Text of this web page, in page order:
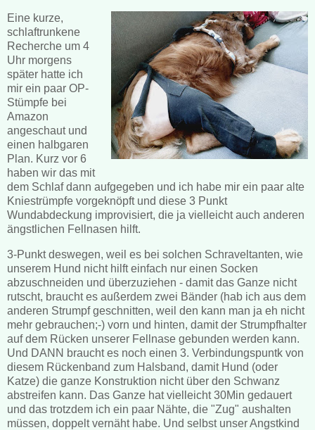
Eine kurze,
schlaftrunkene
Recherche um 4
Uhr morgens
später hatte ich
mir ein paar OP-
Stümpfe bei
Amazon
angeschaut und
einen halbgaren
Plan. Kurz vor 6
haben wir das mit
dem Schlaf dann aufgegeben und ich habe mir ein paar alte
Kniestrümpfe vorgeknöpft und diese 3 Punkt
Wundabdeckung improvisiert, die ja vielleicht auch anderen
ängstlichen Fellnasen hilft.
3-Punkt deswegen, weil es bei solchen Schraveltanten, wie
unserem Hund nicht hilft einfach nur einen Socken
abzuschneiden und überzuziehen - damit das Ganze nicht
rutscht, braucht es außerdem zwei Bänder (hab ich aus dem
anderen Strumpf geschnitten, weil den kann man ja eh nicht
mehr gebrauchen;-) vorn und hinten, damit der Strumpfhalter
auf dem Rücken unserer Fellnase gebunden werden kann.
Und DANN braucht es noch einen 3. Verbindungspuntk von
diesem Rückenband zum Halsband, damit Hund (oder
Katze) die ganze Konstruktion nicht über den Schwanz
abstreifen kann. Das Ganze hat vielleicht 30Min gedauert
und das trotzdem ich ein paar Nähte, die "Zug" aushalten
müssen, doppelt vernäht habe. Und selbst unser Angstkind